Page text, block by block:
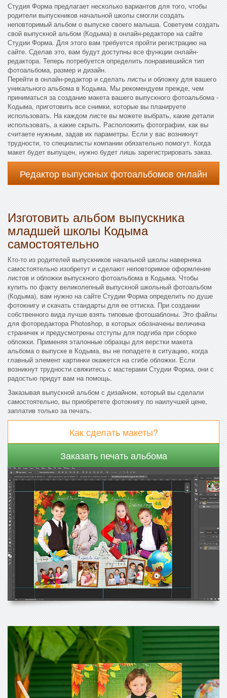
Студия Форма предлагает несколько вариантов для того, чтобы
родители выпускников начальной школы смогли создать
неповторимый альбом о выпуске своего малыша. Советуем создать
свой выпускной альбом (Кодыма) в онлайн-редакторе на сайте
Студии Форма. Для этого вам требуется пройти регистрацию на
сайте. Сделав это, вам будут доступны все функции онлайн-
редактора. Теперь потребуется определить понравившийся тип
фотоальбома, размер и дизайн.
Перейти в онлайн-редактор и сделать листы и обложку для вашего
уникального альбома в Кодыма. Мы рекомендуем прежде, чем
приниматься за создание макета вашего выпускного фотоальбома -
Кодыма, приготовить все снимки, которые вы планируете
использовать. На каждом листе вы можете выбрать, какие детали
использовать, а какие скрыть. Расположить фотографии, как вы
считаете нужным, задав их параметры. Если у вас возникнут
трудности, то специалисты компании обязательно помогут. Когда
макет будет выпущен, нужно будет лишь зарегистрировать заказ.
Редактор выпускных фотоальбомов онлайн
Изготовить альбом выпускника
младшей школы Кодыма
самостоятельно
Кто-то из родителей выпускников начальной школы наверняка
самостоятельно изобретут и сделают неповторимое оформление
листов и обложки выпускного фотоальбома в Кодыма. Чтобы
купить по факту великолепный выпускной школьный фотоальбом
(Кодыма), вам нужно на сайте Студии Форма определить по душе
фотокнигу и скачать стандарты для ее оттиска. При создании
собственного вида лучше взять типовые фотошаблоны. Это файлы
для фоторедактора Photoshop, в которых обозначены величина
страничек и предусмотрены отступы для подгиба при сборке
обложки. Применяя эталонные образцы для верстки макета
альбома о выпуске в Кодыма, вы не попадете в ситуацию, когда
главный элемент картинки окажется на сгибе обложки. Если
возникнут трудности свяжитесь с мастерами Студии Форма, они с
радостью придут вам на помощь.
Заказывая выпускной альбом с дизайном, который вы сделали
самостоятельно, вы приобретете фотокнигу по наилучшей цене,
заплатив только за печать.
Как сделать макеты?
Заказать печать альбома